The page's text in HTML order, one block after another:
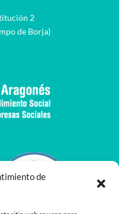
de
2
de Borja)